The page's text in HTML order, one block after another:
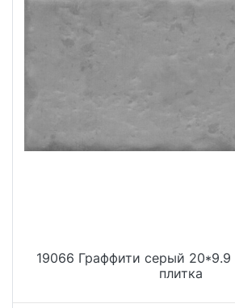
19066 Граффити серый 20*9.9
плитка